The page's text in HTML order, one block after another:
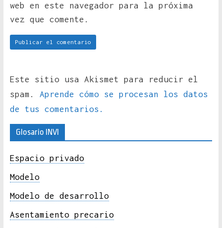
web en este navegador para la próxima
vez que comente.
Este sitio usa Akismet para reducir el
spam. Aprende cómo se procesan los datos
de tus comentarios.
Glosario INVI
Espacio privado
Modelo
Modelo de desarrollo
Asentamiento precario